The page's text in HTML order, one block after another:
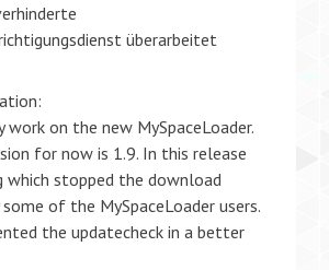
überarbeitet
work on the new MySpaceLoader.
for now is 1.9. In this release
which stopped the download
of the MySpaceLoader users.
the updatecheck in a better